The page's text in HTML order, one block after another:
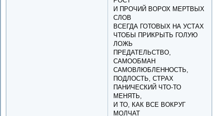
И ПРОЧИЙ ВОРОХ МЕРТВЫХ
СЛОВ
ВСЕГДА ГОТОВЫХ НА УСТАХ
ЧТОБЫ ПРИКРЫТЬ ГОЛУЮ
ЛОЖЬ
ПРЕДАТЕЛЬСТВО,
САМООБМАН
САМОВЛЮБЛЕННОСТЬ,
ПОДЛОСТЬ, СТРАХ
ПАНИЧЕСКИЙ ЧТО-ТО
МЕНЯТЬ,
И ТО, КАК ВСЕ ВОКРУГ
МОЛЧАТ